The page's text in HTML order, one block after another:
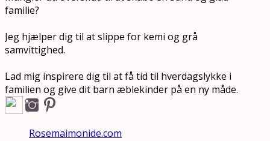
familie?
Jeg hjælper dig til at slippe for kemi og grå
samvittighed.
Lad mig inspirere dig til at få tid til hverdagslykke i
familien og give dit barn æblekinder på en ny måde.
Rosemaimonide.com